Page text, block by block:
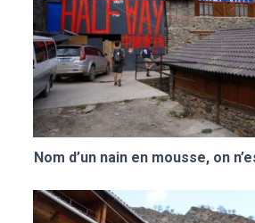
Nom d’un nain en mousse, on